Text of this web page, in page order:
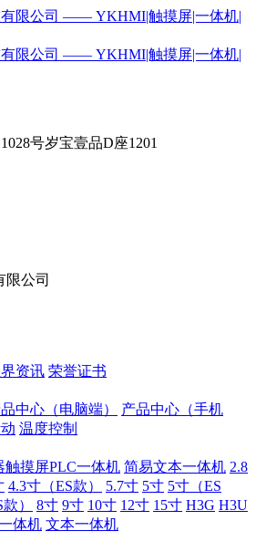
号岁宝壹品D座1201
限公司
资讯 荣誉证书
中心（电脑端）
产品中心（手机
温度控制
触摸屏PLC一体机 简易文本一体机 2.8
4.3寸（ES款） 5.7寸 5寸 5寸（ES
） 8寸 9寸 10寸 12寸 15寸 H3G H3U
体机 文本一体机